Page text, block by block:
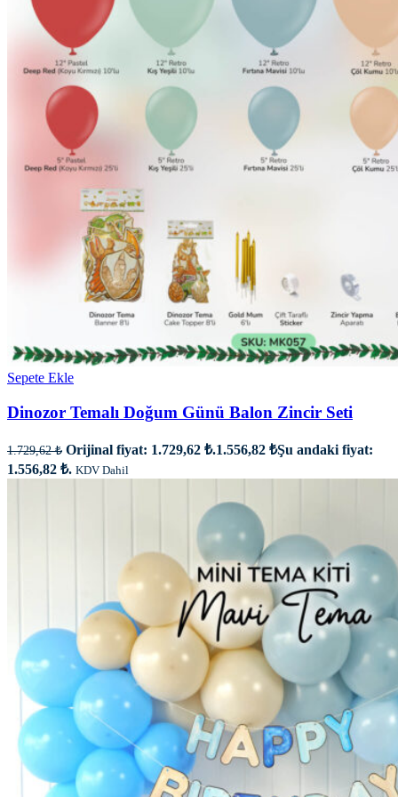
Sepete Ekle
Dinozor Temalı Doğum Günü Balon Zincir Seti
1.729,62₺ Orijinal fiyat: 1.729,62 ₺.1.556,82 ₺Şu andaki fiyat:
1.556,82 ₺. KDV Dahil